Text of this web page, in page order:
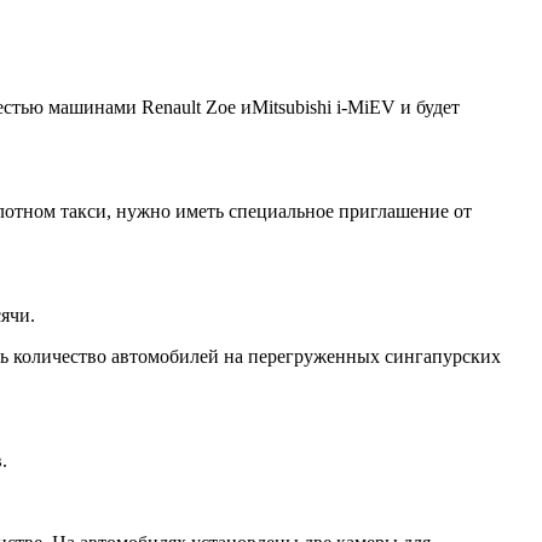
машинами Renault Zoe иMitsubishi i-MiEV и будет
такси, нужно иметь специальное приглашение от
количество автомобилей на перегруженных сингапурских